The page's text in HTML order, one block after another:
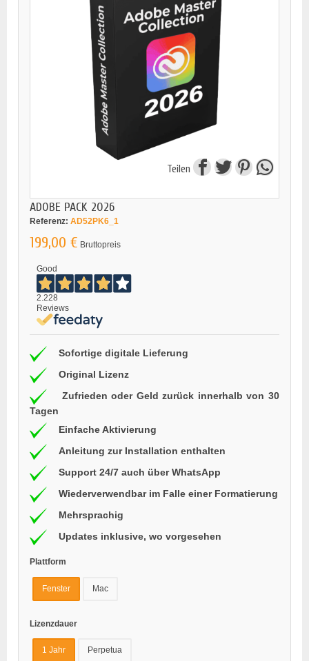
Teilen
ADOBE PACK 2026
Referenz: AD52PK6_1
199,00 € Bruttopreis
Good
2.228
Reviews
Sofortige digitale Lieferung
Original Lizenz
Zufrieden oder Geld zurück innerhalb von 30
Tagen
Einfache Aktivierung
Anleitung zur Installation enthalten
Support 24/7 auch über WhatsApp
Wiederverwendbar im Falle einer Formatierung
Mehrsprachig
Updates inklusive, wo vorgesehen
Plattform
Fenster Mac
Lizenzdauer
1 Jahr Perpetua